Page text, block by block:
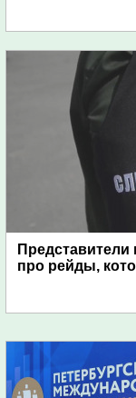
Представители
про рейды,